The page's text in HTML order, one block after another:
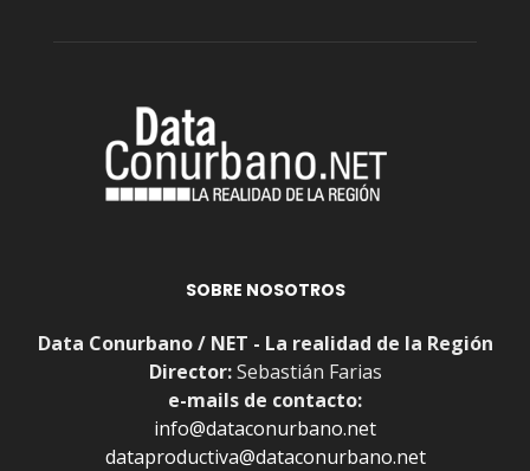
SOBRE NOSOTROS
Data Conurbano / NET - La realidad de la Región
Director:Sebastián Farias
e-mails de contacto:
info@dataconurbano.net
dataproductiva@dataconurbano.net